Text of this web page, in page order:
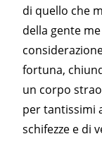
di quello che
della gente
fortuna,
un corpo
per tantissimi
schifezze e di